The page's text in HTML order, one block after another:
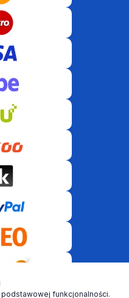
funkcjonalności.